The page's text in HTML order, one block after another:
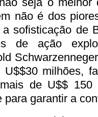
não é dos
sofisticação de
de ação
milhões,
de U$$ 150
garantir a